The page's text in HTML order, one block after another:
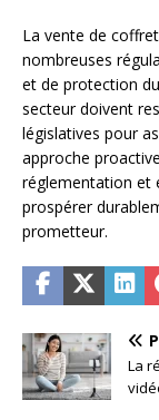
La vente de
nombreuses
et de protection
secteur doivent
législatives pour
approche
réglementation et
prospérer
prometteur.
La